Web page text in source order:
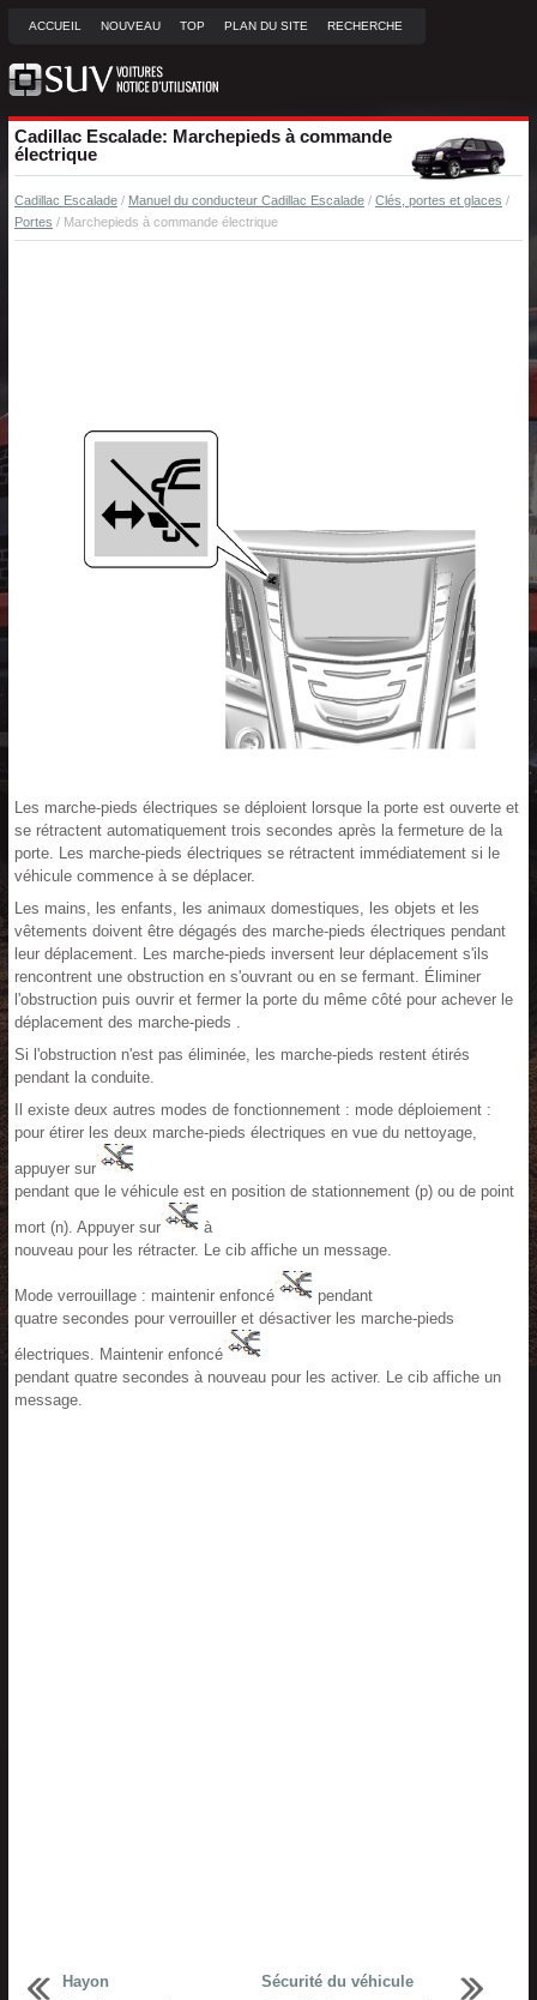
ACCUEIL NOUVEAU TOP PLAN DU SITE RECHERCHE
Cadillac Escalade: Marchepieds à commande
électrique
Cadillac Escalade / Manuel du conducteur Cadillac Escalade / Clés, portes et glaces /
Portes / Marchepieds à commande électrique
Les marche-pieds électriques se déploient lorsque la porte est ouverte et
se rétractent automatiquement trois secondes après la fermeture de la
porte. Les marche-pieds électriques se rétractent immédiatement si le
véhicule commence à se déplacer.
Les mains, les enfants, les animaux domestiques, les objets et les
vêtements doivent être dégagés des marche-pieds électriques pendant
leur déplacement. Les marche-pieds inversent leur déplacement s'ils
rencontrent une obstruction en s'ouvrant ou en se fermant. Éliminer
l'obstruction puis ouvrir et fermer la porte du même côté pour achever le
déplacement des marche-pieds .
Si l'obstruction n'est pas éliminée, les marche-pieds restent étirés
pendant la conduite.
Il existe deux autres modes de fonctionnement : mode déploiement :
pour étirer les deux marche-pieds électriques en vue du nettoyage,
appuyer sur
pendant que le véhicule est en position de stationnement (p) ou de point
mort (n). Appuyer sur
à
nouveau pour les rétracter. Le cib affiche un message.
Mode verrouillage : maintenir enfoncé
pendant
quatre secondes pour verrouiller et désactiver les marche-pieds
électriques. Maintenir enfoncé
pendant quatre secondes à nouveau pour les activer. Le cib affiche un
message.
Hayon
Sécurité du véhicule